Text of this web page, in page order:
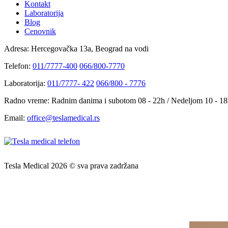
Kontakt
Laboratorija
Blog
Cenovnik
Adresa: Hercegovačka 13a, Beograd na vodi
Telefon: 011/7777-400 066/800-7770
Laboratorija: 011/7777- 422 066/800 - 7776
Radno vreme: Radnim danima i subotom 08 - 22h / Nedeljom 10 -
Email: office@teslamedical.rs
Tesla Medical 2026 © sva prava zadržana